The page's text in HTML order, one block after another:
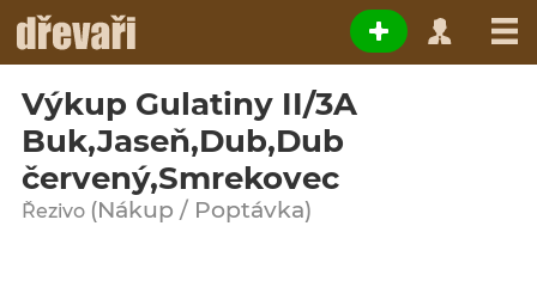
Výkup Gulatiny II/3A
Buk,Jaseň,Dub,Dub
červený,Smrekovec
Řezivo (Nákup / Poptávka)